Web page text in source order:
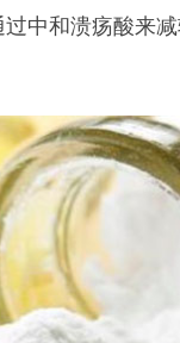
中和溃疡酸来